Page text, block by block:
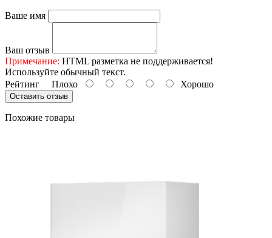
Ваше имя
Ваш отзыв
Примечание: HTML разметка не поддерживается!
Используйте обычный текст.
Рейтинг Плохо Хорошо
Оставить отзыв
Похожие товары